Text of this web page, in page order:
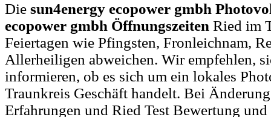
Die sun4energy ecopower gmbh
ecopower gmbh Öffnungszeiten Ried im
Feiertagen wie Pfingsten, Fronleichnam,
Allerheiligen abweichen. Wir empfehlen,
informieren, ob es sich um ein lokales
Traunkreis Geschäft handelt. Bei
Erfahrungen und Ried Test Bewertung